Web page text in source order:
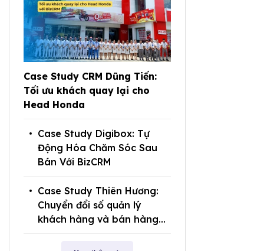
Case Study CRM Dũng Tiến:
Tối ưu khách quay lại cho
Head Honda
Case Study Digibox: Tự
Động Hóa Chăm Sóc Sau
Bán Với BizCRM
Case Study Thiên Hương:
Chuyển đổi số quản lý
khách hàng và bán hàng